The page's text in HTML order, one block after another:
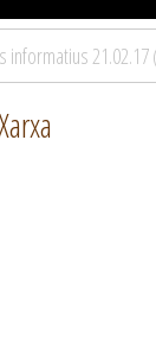
informatius 21.02.17